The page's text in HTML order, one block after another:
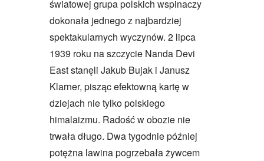
światowej grupa polskich wspinaczy
dokonała jednego z najbardziej
spektakularnych wyczynów. 2 lipca
1939 roku na szczycie Nanda Devi
East stanęli Jakub Bujak i Janusz
Klarner, pisząc efektowną kartę w
dziejach nie tylko polskiego
himalaizmu. Radość w obozie nie
trwała długo. Dwa tygodnie później
potężna lawina pogrzebała żywcem